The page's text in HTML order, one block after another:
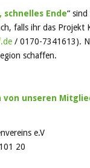
schnelles Ende“
falls ihr das
/ 0170-7341613).
schaffen.
von unseren
e.V
20